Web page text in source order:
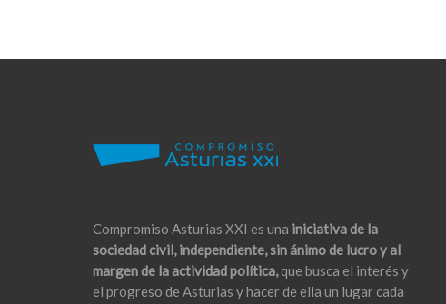
Compromiso Asturias XXI es una iniciativa de la
sociedad civil, independiente, sin ánimo de lucro y al
margen de la actividad política,que busca el interés y
el progreso de Asturias y hacer de ella un lugar cada